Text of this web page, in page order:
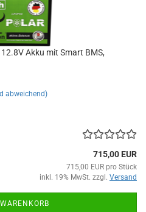
Akku mit Smart BMS,
abweichend)
715,00 EUR
715,00 EUR pro Stück
inkl. 19% MwSt. zzgl. Versand